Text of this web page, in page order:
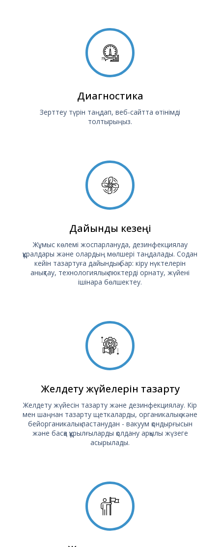
Диагностика
Зерттеу түрін таңдап, веб-сайтта өтінімді
толтырыңыз.
Дайындық кезеңі
Жұмыс көлемі жоспарлануда, дезинфекциялау
құралдары және олардың мөлшері таңдалады. Содан
кейін тазартуға дайындық бар: кіру нүктелерін
анықтау, технологиялық люктерді орнату, жүйені
ішінара бөлшектеу.
Желдету жүйелерін тазарту
Желдету жүйесін тазарту және дезинфекциялау. Кір
мен шаңнан тазарту щеткаларды, органикалық және
бейорганикалық ластанудан - вакуум қондырғысын
және басқа құрылғыларды қолдану арқылы жүзеге
асырылады.